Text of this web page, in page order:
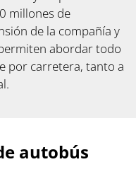
millones de
de la compañía y
abordar todo
por carretera, tanto a
autobús